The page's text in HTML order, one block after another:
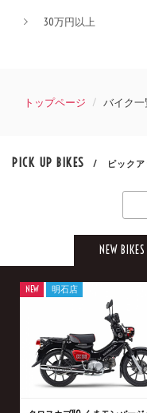
30万円以上
トップページ バイク一
PICK UP BIKES / ピックア
NEW BIKES
NEW 明石店